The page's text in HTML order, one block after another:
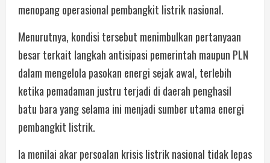
menopang operasional pembangkit listrik nasional.
Menurutnya, kondisi tersebut menimbulkan pertanyaan
besar terkait langkah antisipasi pemerintah maupun PLN
dalam mengelola pasokan energi sejak awal, terlebih
ketika pemadaman justru terjadi di daerah penghasil
batu bara yang selama ini menjadi sumber utama energi
pembangkit listrik.
Ia menilai akar persoalan krisis listrik nasional tidak lepas